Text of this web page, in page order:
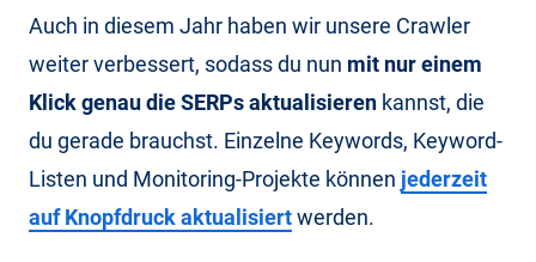
Auch in diesem Jahr haben wir unsere Crawler
weiter verbessert, sodass du nun mit nur einem
Klick genau die SERPs aktualisieren kannst, die
du gerade brauchst. Einzelne Keywords, Keyword-
Listen und Monitoring-Projekte können jederzeit
auf Knopfdruck aktualisiertwerden.